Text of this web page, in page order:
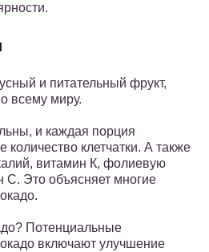
и питательный фрукт,
всему миру.
и каждая порция
клетчатки. А также
витамин К, фолиевую
С. Это объясняет многие
Потенциальные
включают улучшение